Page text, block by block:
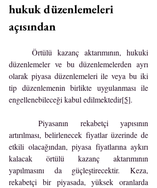
hukuk düzenlemeleri
açısından
düzenlemeler ve bu düzenlemelerden ayrı
olarak piyasa düzenlemeleri ile veya bu iki
tip düzenlemenin birlikte uygulanması ile
engellenebileceği kabul edilmektedir[5].
	Piyasanın rekabetçi yapısının
artırılması, belirlenecek fiyatlar üzerinde de
etkili olacağından, piyasa fiyatlarına aykırı
kalacak örtülü kazanç aktarımının
yapılmasını da güçleştirecektir. Keza,
rekabetçi bir piyasada, yüksek oranlarda